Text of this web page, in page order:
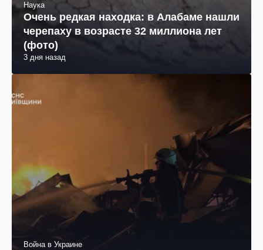
Наука
Очень редкая находка: в Алабаме нашли
черепаху в возрасте 32 миллиона лет
(фото)
3 дня назад
Война в Украине